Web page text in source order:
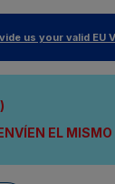
us your valid EU
EL